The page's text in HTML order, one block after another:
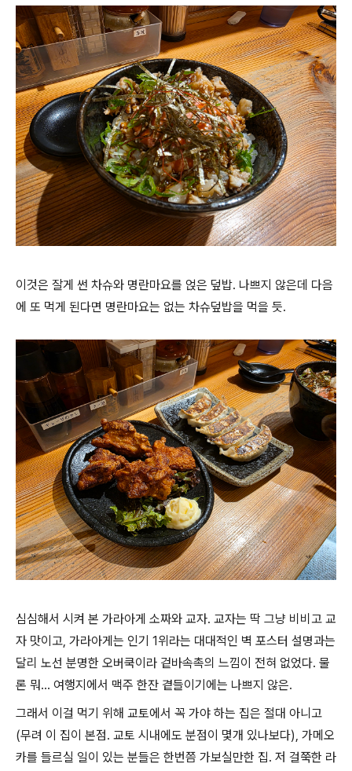
이것은 잘게 썬 차슈와 명란마요를 얹은 덮밥. 나쁘지 않은데 다음
에 또 먹게 된다면 명란마요는 없는 차슈덮밥을 먹을 듯.
심심해서 시켜 본 가라아게 소짜와 교자. 교자는 딱 그냥 비비고 교
자 맛이고, 가라아게는 인기 1위라는 대대적인 벽 포스터 설명과는
달리 노선 분명한 오버쿡이라 겉바속촉의 느낌이 전혀 없었다. 물
론 뭐... 여행지에서 맥주 한잔 곁들이기에는 나쁘지 않은.
그래서 이걸 먹기 위해 교토에서 꼭 가야 하는 집은 절대 아니고
(무려 이 집이 본점. 교토 시내에도 분점이 몇개 있나보다), 가메오
카를 들르실 일이 있는 분들은 한번쯤 가보실만한 집. 저 걸쭉한 라